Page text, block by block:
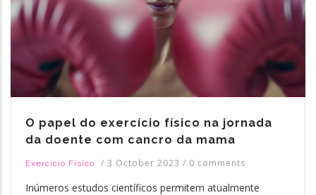
O papel do exercício físico na jornada
da doente com cancro da mama
Exercício Físico / 3 October 2023 / 0 comments
Inúmeros estudos científicos permitem atualmente